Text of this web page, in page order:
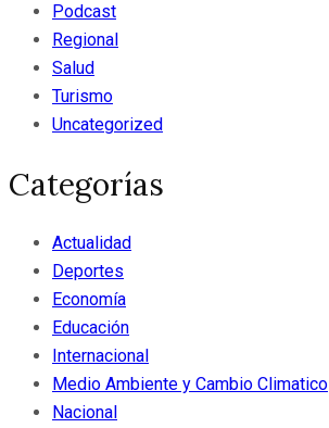
Podcast
Regional
Salud
Turismo
Uncategorized
Categorías
Actualidad
Deportes
Economía
Educación
Internacional
Medio Ambiente y Cambio Climatico
Nacional